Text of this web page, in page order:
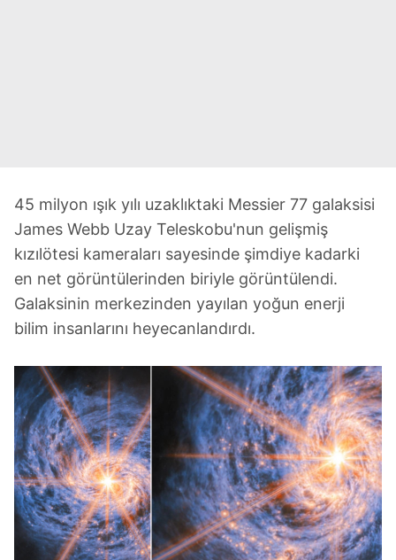
45 milyon ışık yılı uzaklıktaki Messier 77 galaksisi
James Webb Uzay Teleskobu'nun gelişmiş
kızılötesi kameraları sayesinde şimdiye kadarki
en net görüntülerinden biriyle görüntülendi.
Galaksinin merkezinden yayılan yoğun enerji
bilim insanlarını heyecanlandırdı.